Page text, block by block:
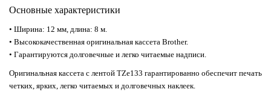
Основные характеристики
• Ширина: 12 мм, длина: 8 м.
• Высококачественная оригинальная кассета Brother.
• Гарантируются долговечные и легко читаемые надписи.
Оригинальная кассета с лентой TZe133 гарантированно обеспечит печать
четких, ярких, легко читаемых и долговечных наклеек.